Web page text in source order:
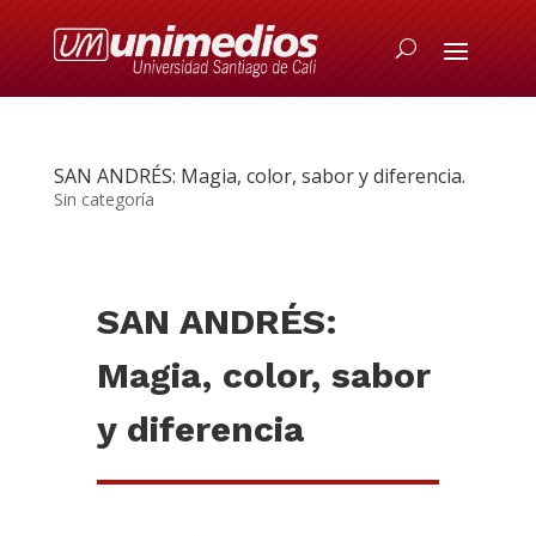
SAN ANDRÉS: Magia, color, sabor y diferencia.
Sin categoría
SAN ANDRÉS:
Magia, color, sabor
y diferencia